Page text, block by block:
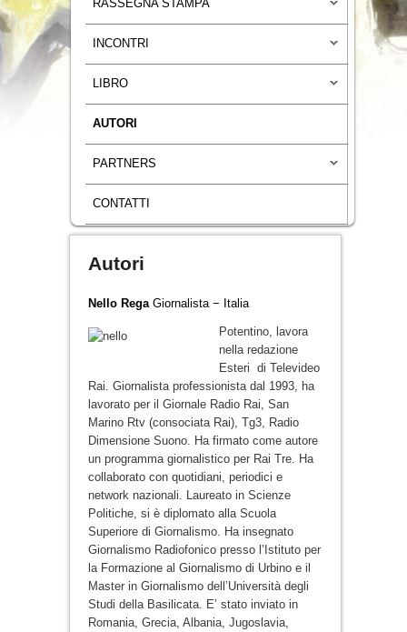
RASSEGNA STAMPA
INCONTRI
LIBRO
AUTORI
PARTNERS
CONTATTI
Autori
Nello Rega Giornalista − Italia
Potentino, lavora
nella redazione
Esteri di Televideo
Rai. Giornalista professionista dal 1993, ha
lavorato per il Giornale Radio Rai, San
Marino Rtv (consociata Rai), Tg3, Radio
Dimensione Suono. Ha firmato come autore
un programma giornalistico per Rai Tre. Ha
collaborato con quotidiani, periodici e
network nazionali. Laureato in Scienze
Politiche, si è diplomato alla Scuola
Superiore di Giornalismo. Ha insegnato
Giornalismo Radiofonico presso l’Istituto per
la Formazione al Giornalismo di Urbino e il
Master in Giornalismo dell’Università degli
Studi della Basilicata. E’ stato inviato in
Romania, Grecia, Albania, Jugoslavia,